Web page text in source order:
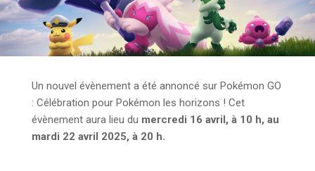
Un nouvel évènement a été annoncé sur Pokémon GO
: Célébration pour Pokémon les horizons ! Cet
évènement aura lieu du mercredi 16 avril, à 10 h, au
mardi 22 avril 2025, à 20 h.